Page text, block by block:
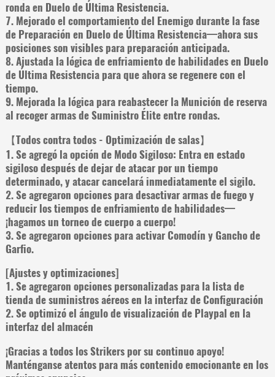
ronda en Duelo de Última Resistencia.
7. Mejorado el comportamiento del Enemigo durante la fase
de Preparación en Duelo de Última Resistencia—ahora sus
posiciones son visibles para preparación anticipada.
8. Ajustada la lógica de enfriamiento de habilidades en Duelo
de Última Resistencia para que ahora se regenere con el
tiempo.
9. Mejorada la lógica para reabastecer la Munición de reserva
al recoger armas de Suministro Élite entre rondas.
【Todos contra todos - Optimización de salas】
1. Se agregó la opción de Modo Sigiloso: Entra en estado
sigiloso después de dejar de atacar por un tiempo
determinado, y atacar cancelará inmediatamente el sigilo.
2. Se agregaron opciones para desactivar armas de fuego y
reducir los tiempos de enfriamiento de habilidades—
¡hagamos un torneo de cuerpo a cuerpo!
3. Se agregaron opciones para activar Comodín y Gancho de
Garfio.
[Ajustes y optimizaciones]
1. Se agregaron opciones personalizadas para la lista de
tienda de suministros aéreos en la interfaz de Configuración
2. Se optimizó el ángulo de visualización de Playpal en la
interfaz del almacén
¡Gracias a todos los Strikers por su continuo apoyo!
Manténganse atentos para más contenido emocionante en los